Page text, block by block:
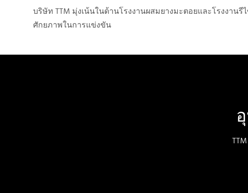
บริษัท TTM มุ่งเน้นในด้านโรงงานผสมยางมะตอยและโรงงาน
ศักยภาพในการแข่งขัน